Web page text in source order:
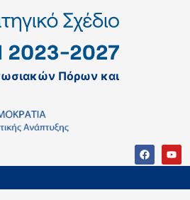
Πόρων και